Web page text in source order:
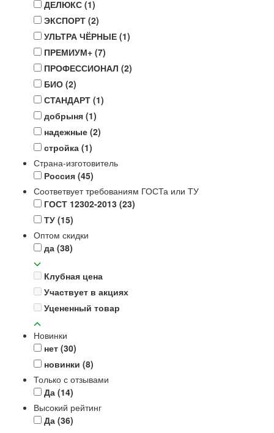
ДЕЛЮКС (1)
ЭКСПОРТ (2)
УЛЬТРА ЧЁРНЫЕ (1)
ПРЕМИУМ+ (7)
ПРОФЕССИОНАЛ (2)
БИО (2)
СТАНДАРТ (1)
добрыня (1)
надежные (2)
стройка (1)
Страна-изготовитель
Россия (45)
Соответвует требованиям ГОСТа или ТУ
ГОСТ 12302-2013 (23)
ТУ (15)
Оптом скидки
да (38)
Клубная цена
Участвует в акциях
Уцененный товар
Новинки
нет (30)
новинки (8)
Только с отзывами
Да (14)
Высокий рейтинг
Да (36)